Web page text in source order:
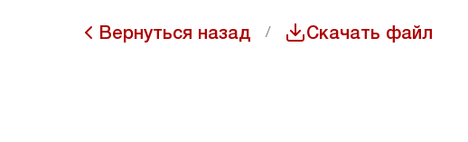
Вернуться назад Скачать файл